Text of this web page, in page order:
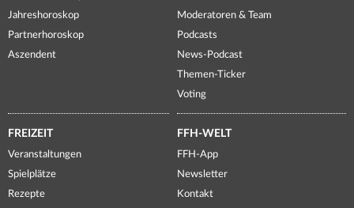
Jahreshoroskop
Partnerhoroskop
Aszendent
Moderatoren & Team
Podcasts
News-Podcast
Themen-Ticker
Voting
FREIZEIT
Veranstaltungen
Spielplätze
Rezepte
FFH-WELT
FFH-App
Newsletter
Kontakt